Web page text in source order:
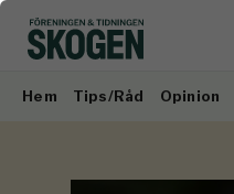
Hem Tips/Råd Opinion